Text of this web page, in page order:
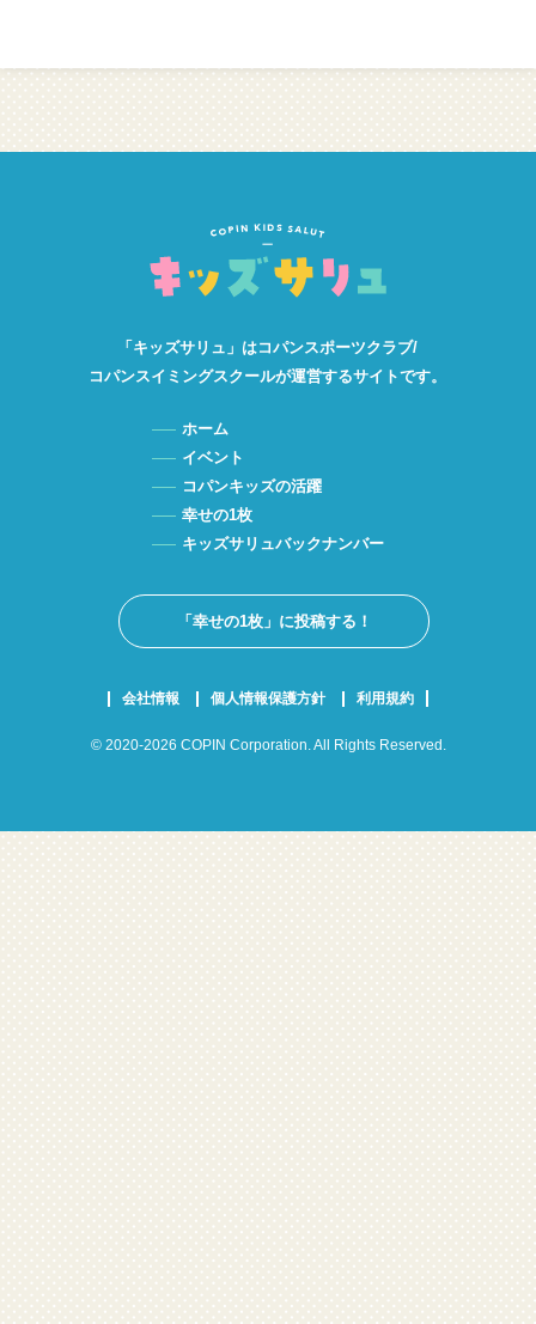
「キッズサリュ」はコパンスポーツクラブ/
コパンスイミングスクールが運営するサイトです。
ホーム
イベント
コパンキッズの活躍
幸せの1枚
キッズサリュバックナンバー
「幸せの1枚」に投稿する！
会社情報 個人情報保護方針 利用規約
© 2020-2026 COPIN Corporation. All Rights Reserved.